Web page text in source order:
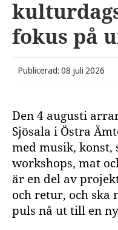
fokus på
Publicerad: 08 juli 2026
Den 4 augusti
Sjösala i Östra
med musik, konst,
workshops, mat
är en del av
och retur, och ska
puls nå ut till en